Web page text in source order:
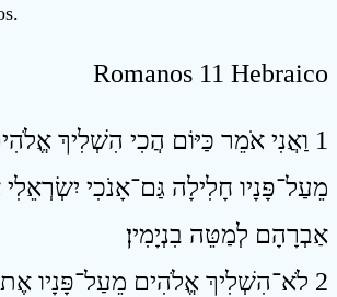
Romanos 11 Hebraico
1 וַאֲנִי אֹמֵר כַּיּוֹם הֲכִי הִשְׁלִיךְ
מֵעַל־פָּנָיו חָלִילָה גַּם־אָנֹכִי
אַבְרָהָם לְמַטֵּה בִנְיָמִין׃
2 לֹא־הִשְׁלִיךְ אֱלֹהִים מֵעַל־פָּנָיו